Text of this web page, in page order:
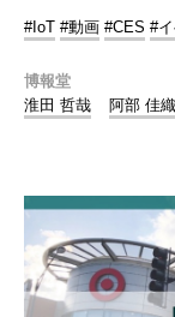
#IoT #動画 #CES #
博報堂
淮田 哲哉
阿部 佳織